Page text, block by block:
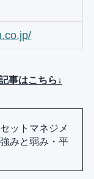
事はこちら↓
ットマネジメ
みと弱み・平